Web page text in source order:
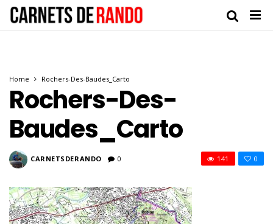
Home Rochers-Des-Baudes_Carto
Rochers-Des-
Baudes_Carto
CARNETSDERANDO 0 0
141